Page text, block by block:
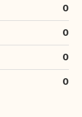
0
0
0
0